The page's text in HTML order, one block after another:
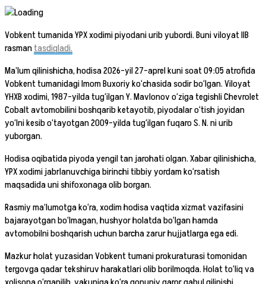
Vobkent tumanida YPX xodimi piyodani urib yubordi. Buni viloyat IIB
rasmantasdiqladi.
Ma’lum qilinishicha, hodisa 2026-yil 27-aprel kuni soat 09:05 atrofida
Vobkent tumanidagi Imom Buxoriy ko‘chasida sodir bo‘lgan. Viloyat
YHXB xodimi, 1987-yilda tug‘ilgan Y. Mavlonov o‘ziga tegishli Chevrolet
Cobalt avtomobilini boshqarib ketayotib, piyodalar o‘tish joyidan
yo‘lni kesib o‘tayotgan 2009-yilda tug‘ilgan fuqaro S. N. ni urib
yuborgan.
Hodisa oqibatida piyoda yengil tan jarohati olgan. Xabar qilinishicha,
YPX xodimi jabrlanuvchiga birinchi tibbiy yordam ko‘rsatish
maqsadida uni shifoxonaga olib borgan.
Rasmiy ma’lumotga ko‘ra, xodim hodisa vaqtida xizmat vazifasini
bajarayotgan bo‘lmagan, hushyor holatda bo‘lgan hamda
avtomobilni boshqarish uchun barcha zarur hujjatlarga ega edi.
Mazkur holat yuzasidan Vobkent tumani prokuraturasi tomonidan
tergovga qadar tekshiruv harakatlari olib borilmoqda. Holat to‘liq va